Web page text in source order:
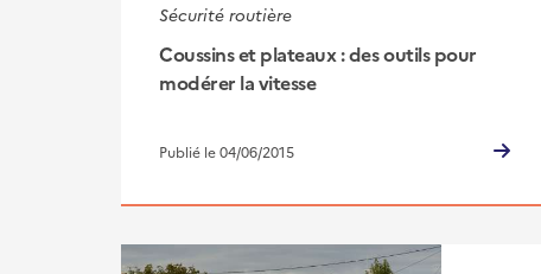
Sécurité routière
Coussins et plateaux : des outils pour
modérer la vitesse
Publié le 04/06/2015